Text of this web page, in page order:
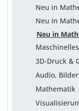
Neu in
Neu in
Neu in
3D-Druck &
Audio,
Mathematik